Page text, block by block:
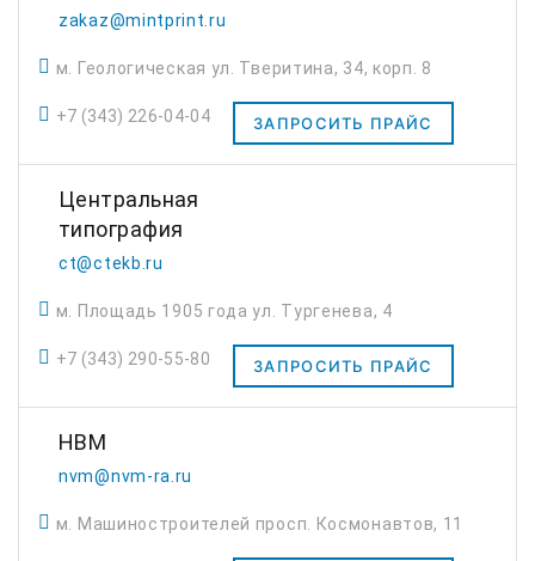
zakaz@mintprint.ru
м. Геологическая ул. Тверитина, 34, корп. 8
+7 (343) 226-04-04 ЗАПРОСИТЬ ПРАЙС
Центральная
типография
ct@ctekb.ru
м. Площадь 1905 года ул. Тургенева, 4
+7 (343) 290-55-80 ЗАПРОСИТЬ ПРАЙС
НВМ
nvm@nvm-ra.ru
м. Машиностроителей просп. Космонавтов, 11